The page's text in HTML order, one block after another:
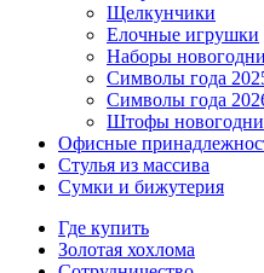
Щелкунчики
Елочные игрушки
Наборы
Символы года
Символы года
Штофы
Офисные
Стулья из массива
Сумки и бижутерия
Где купить
Золотая хохлома